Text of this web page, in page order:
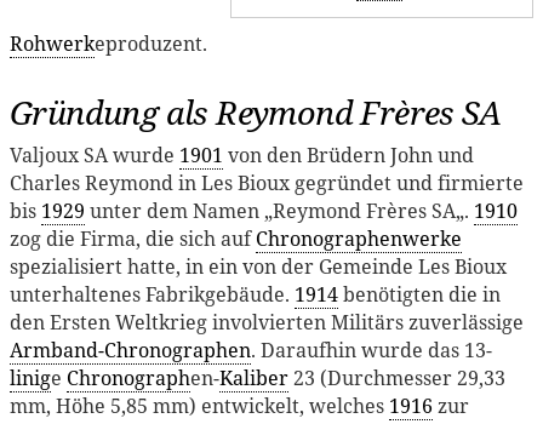
Rohwerkeproduzent.
Gründung als Reymond Frères SA
Valjoux SA wurde 1901 von den Brüdern John und
Charles Reymond in Les Bioux gegründet und firmierte
bis 1929 unter dem Namen „Reymond Frères SA„. 1910
zog die Firma, die sich aufChronographenwerke
spezialisiert hatte, in ein von der Gemeinde Les Bioux
unterhaltenes Fabrikgebäude. 1914benötigten die in
den Ersten Weltkrieg involvierten Militärs zuverlässige
Armband-Chronographen. Daraufhin wurde das 13-
linige Chronographen-Kaliber23 (Durchmesser 29,33
mm, Höhe 5,85 mm) entwickelt, welches 1916 zur